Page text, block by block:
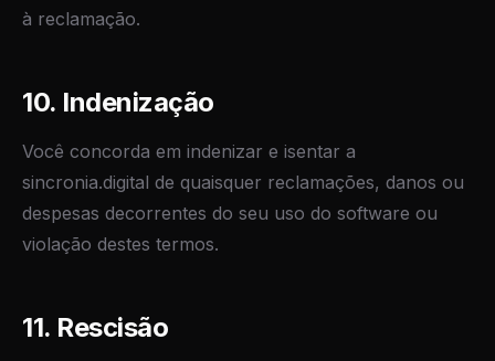
à reclamação.
10. Indenização
Você concorda em indenizar e isentar a
sincronia.digital de quaisquer reclamações, danos ou
despesas decorrentes do seu uso do software ou
violação destes termos.
11. Rescisão